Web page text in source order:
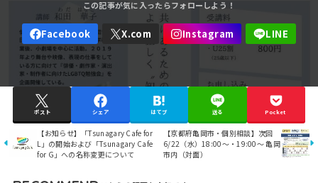
ポスト シェア はてブ 送る Pocket
【お知らせ】「Tsunagary Cafe for
L」の開始および「Tsunagary Cafe
for G」への名称変更について
【京都府亀岡市・個別相談】次回
6/22（水）18:00～・19:00～ 亀岡
市内（対面）